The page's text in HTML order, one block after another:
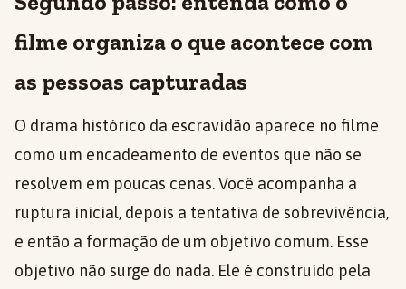
filme organiza o que acontece com
as pessoas capturadas
O drama histórico da escravidão aparece no filme
como um encadeamento de eventos que não se
resolvem em poucas cenas. Você acompanha a
ruptura inicial, depois a tentativa de sobrevivência,
e então a formação de um objetivo comum. Esse
objetivo não surge do nada. Ele é construído pela